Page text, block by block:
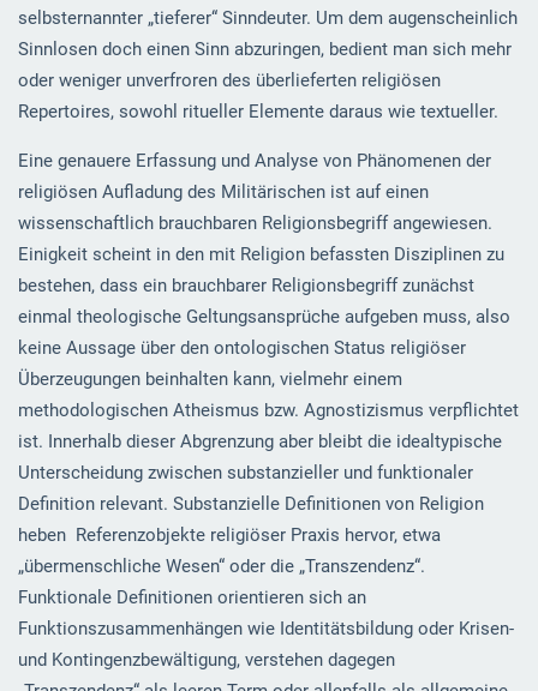
selbsternannter „tieferer“ Sinndeuter. Um dem augenscheinlich
Sinnlosen doch einen Sinn abzuringen, bedient man sich mehr
oder weniger unverfroren des überlieferten religiösen
Repertoires, sowohl ritueller Elemente daraus wie textueller.
Eine genauere Erfassung und Analyse von Phänomenen der
religiösen Aufladung des Militärischen ist auf einen
wissenschaftlich brauchbaren Religionsbegriff angewiesen.
Einigkeit scheint in den mit Religion befassten Disziplinen zu
bestehen, dass ein brauchbarer Religionsbegriff zunächst
einmal theologische Geltungsansprüche aufgeben muss, also
keine Aussage über den ontologischen Status religiöser
Überzeugungen beinhalten kann, vielmehr einem
methodologischen Atheismus bzw. Agnostizismus verpflichtet
ist. Innerhalb dieser Abgrenzung aber bleibt die idealtypische
Unterscheidung zwischen substanzieller und funktionaler
Definition relevant. Substanzielle Definitionen von Religion
heben Referenzobjekte religiöser Praxis hervor, etwa
„übermenschliche Wesen“ oder die „Transzendenz“.
Funktionale Definitionen orientieren sich an
Funktionszusammenhängen wie Identitätsbildung oder Krisen-
und Kontingenzbewältigung, verstehen dagegen